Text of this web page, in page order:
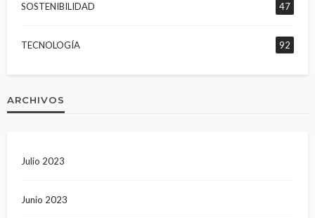
SOSTENIBILIDAD 47
TECNOLOGÍA 92
ARCHIVOS
Julio 2023
Junio 2023